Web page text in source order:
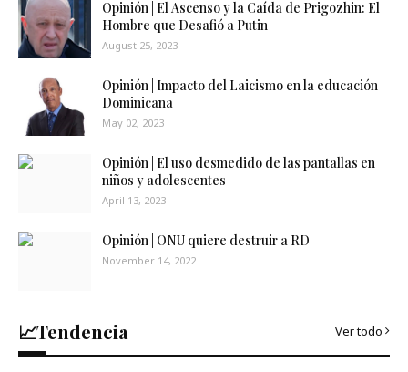
Opinión | El Ascenso y la Caída de Prigozhin: El
Hombre que Desafió a Putin
August 25, 2023
Opinión | Impacto del Laicismo en la educación
Dominicana
May 02, 2023
Opinión | El uso desmedido de las pantallas en
niños y adolescentes
April 13, 2023
Opinión | ONU quiere destruir a RD
November 14, 2022
📈Tendencia Ver todo